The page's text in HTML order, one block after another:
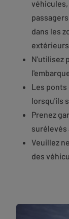
dans les
N'utilisez
Les
lorsqu'ils
Prenez
surélevés
Veuillez
des